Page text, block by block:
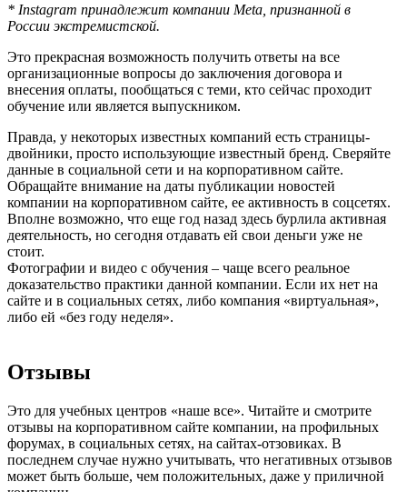
* Instagram принадлежит компании Meta, признанной в
России экстремистской.
Это прекрасная возможность получить ответы на все
организационные вопросы до заключения договора и
внесения оплаты, пообщаться с теми, кто сейчас проходит
обучение или является выпускником.
Правда, у некоторых известных компаний есть страницы-
двойники, просто использующие известный бренд. Сверяйте
данные в социальной сети и на корпоративном сайте.
Обращайте внимание на даты публикации новостей
компании на корпоративном сайте, ее активность в соцсетях.
Вполне возможно, что еще год назад здесь бурлила активная
деятельность, но сегодня отдавать ей свои деньги уже не
стоит.
Фотографии и видео с обучения – чаще всего реальное
доказательство практики данной компании. Если их нет на
сайте и в социальных сетях, либо компания «виртуальная»,
либо ей «без году неделя».
Отзывы
Это для учебных центров «наше все». Читайте и смотрите
отзывы на корпоративном сайте компании, на профильных
форумах, в социальных сетях, на сайтах-отзовиках. В
последнем случае нужно учитывать, что негативных отзывов
может быть больше, чем положительных, даже у приличной